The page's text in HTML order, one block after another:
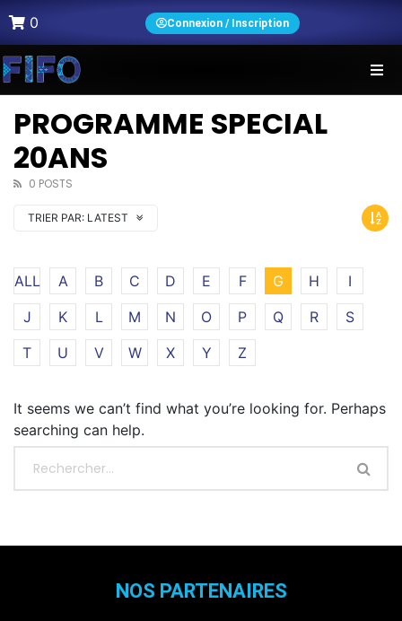
0 Connexion / Inscription
PROGRAMME SPECIAL
20ANS
0 POSTS
TRIER PAR: LATEST
ALL A B C D E F G H
I
J
K L M N O P Q R
S
T
U V W X Y Z
It seems we can’t find what you’re looking for. Perhaps
searching can help.
NOS PARTENAIRES